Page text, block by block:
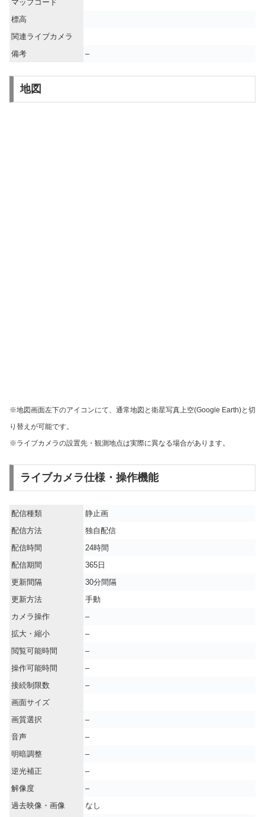
マップコード
標高
関連ライブカメラ
備考
–
地図
※地図画面左下のアイコンにて、通常地図と衛星写真上空(Google Earth)と切
り替えが可能です。
※ライブカメラの設置先・観測地点は実際に異なる場合があります。
ライブカメラ仕様・操作機能
配信種類
静止画
配信方法
独自配信
配信時間
24時間
配信期間
365日
更新間隔
30分間隔
更新方法
手動
カメラ操作
–
拡大・縮小
–
閲覧可能時間
–
操作可能時間
–
接続制限数
–
画面サイズ
画質選択
–
音声
–
明暗調整
–
逆光補正
–
解像度
–
過去映像・画像
なし